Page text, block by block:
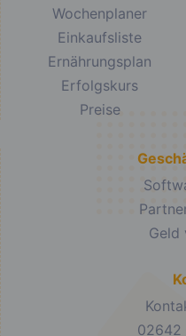
Wochenplaner
Einkaufsliste
Ernährungsplan
Erfolgskurs
Preise
Geld
02642